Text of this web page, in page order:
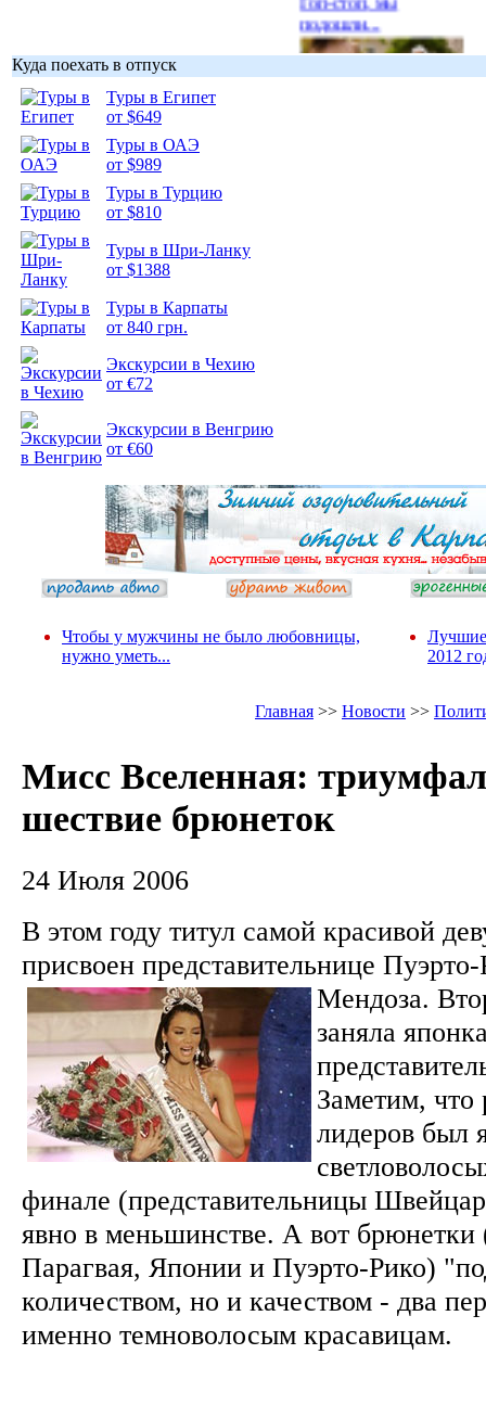
подошли...
Куда поехать в отпуск
Туры в Египет
от $649
Туры в ОАЭ
от $989
Туры в Турцию
от $810
Туры в Шри-Ланку
от $1388
Туры в Карпаты
от 840 грн.
Экскурсии в Чехию
от €72
Экскурсии в Венгрию
от €60
Чтобы у мужчины не было любовницы,
нужно уметь...
Лучшие
2012
Главная >> Новости >>
Мисс Вселенная:
шествие брюнеток
24 Июля 2006
В этом году титул самой красивой
присвоен представительнице
Мендоза.
заняла
Заметим, что
лидеров был
финале (представительницы
явно в меньшинстве. А вот брюнетки
Парагвая, Японии и Пуэрто-Рико)
количеством, но и качеством - два
именно темноволосым красавицам.